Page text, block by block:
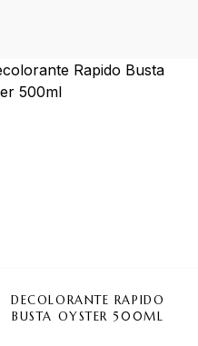
DECOLORANTE RAPIDO
BUSTA OYSTER 500ML